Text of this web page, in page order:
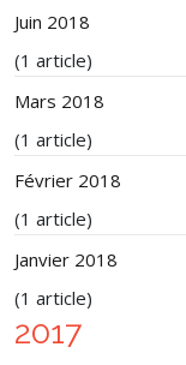
Juin 2018
(1 article)
Mars 2018
(1 article)
Février 2018
(1 article)
Janvier 2018
(1 article)
2017